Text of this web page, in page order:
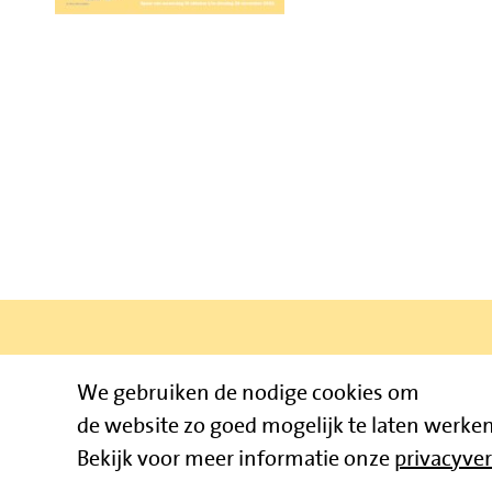
Bruïneplein
© 2026
We gebruiken de nodige cookies om
de website zo goed mogelijk te laten
Bekijk voor meer informatie onze